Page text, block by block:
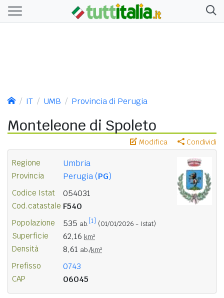
IT UMB Provincia di Perugia
Monteleone di Spoleto
Modifica Condividi
Regione Umbria
Provincia Perugia (PG)
Codice Istat 054031
Cod.catastale F540
Popolazione 535 ab. [1] (01/01/2026 - Istat)
Superficie 62,16 km²
Densità 8,61 ab./km²
Prefisso 0743
CAP 06045